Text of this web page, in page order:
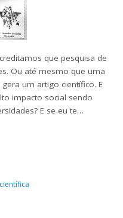
que pesquisa de
Ou até mesmo que uma
um artigo científico. E
impacto social sendo
E se eu te…